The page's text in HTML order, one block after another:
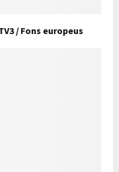
/ Fons europeus